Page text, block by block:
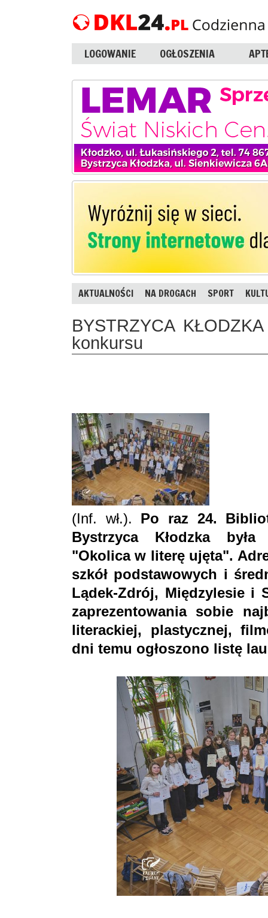
LOGOWANIE OGŁOSZENIA
AKTUALNOŚCI NA DROGACH SPORT
BYSTRZYCA
konkursu
(Inf. wł.). Po raz 24.
Bystrzyca Kłodzka
"Okolica w literę ujęta".
szkół podstawowych i
Lądek-Zdrój, Międzylesie i
zaprezentowania sobie
literackiej, plastycznej,
dni temu ogłoszono listę